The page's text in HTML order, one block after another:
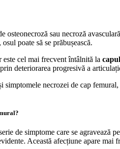
osteonecroză sau necroză
poate să se prăbușească.
este cel mai frecvent întâlnită la
deteriorarea progresivă a
simptomele necrozei de cap
de simptome care se agravează
Această afecțiune apare